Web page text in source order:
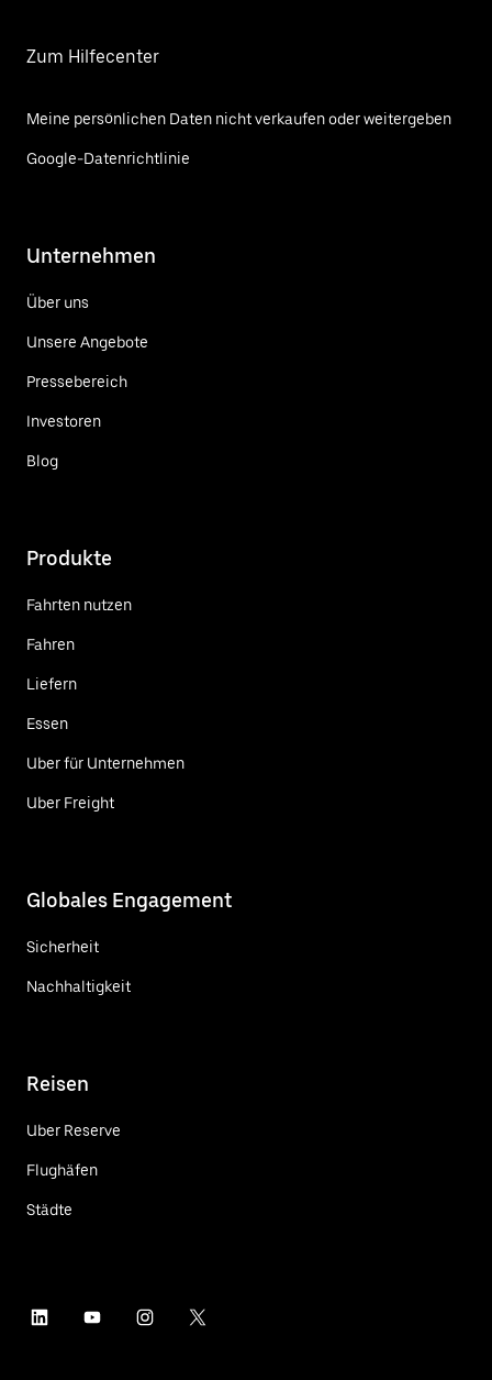
Zum Hilfecenter
Meine persönlichen Daten nicht verkaufen oder weitergeben
Google-Datenrichtlinie
Unternehmen
Über uns
Unsere Angebote
Pressebereich
Investoren
Blog
Produkte
Fahrten nutzen
Fahren
Liefern
Essen
Uber für Unternehmen
Uber Freight
Globales Engagement
Sicherheit
Nachhaltigkeit
Reisen
Uber Reserve
Flughäfen
Städte